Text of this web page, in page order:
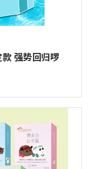
强势回归啰